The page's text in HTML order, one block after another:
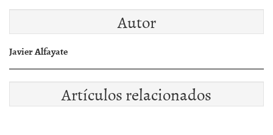
Autor
Javier Alfayate
Artículos relacionados